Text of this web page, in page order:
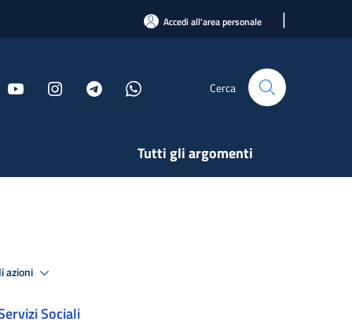
Accedi all'area personale |
Cerca
Tutti gli argomenti
azioni
Sociali